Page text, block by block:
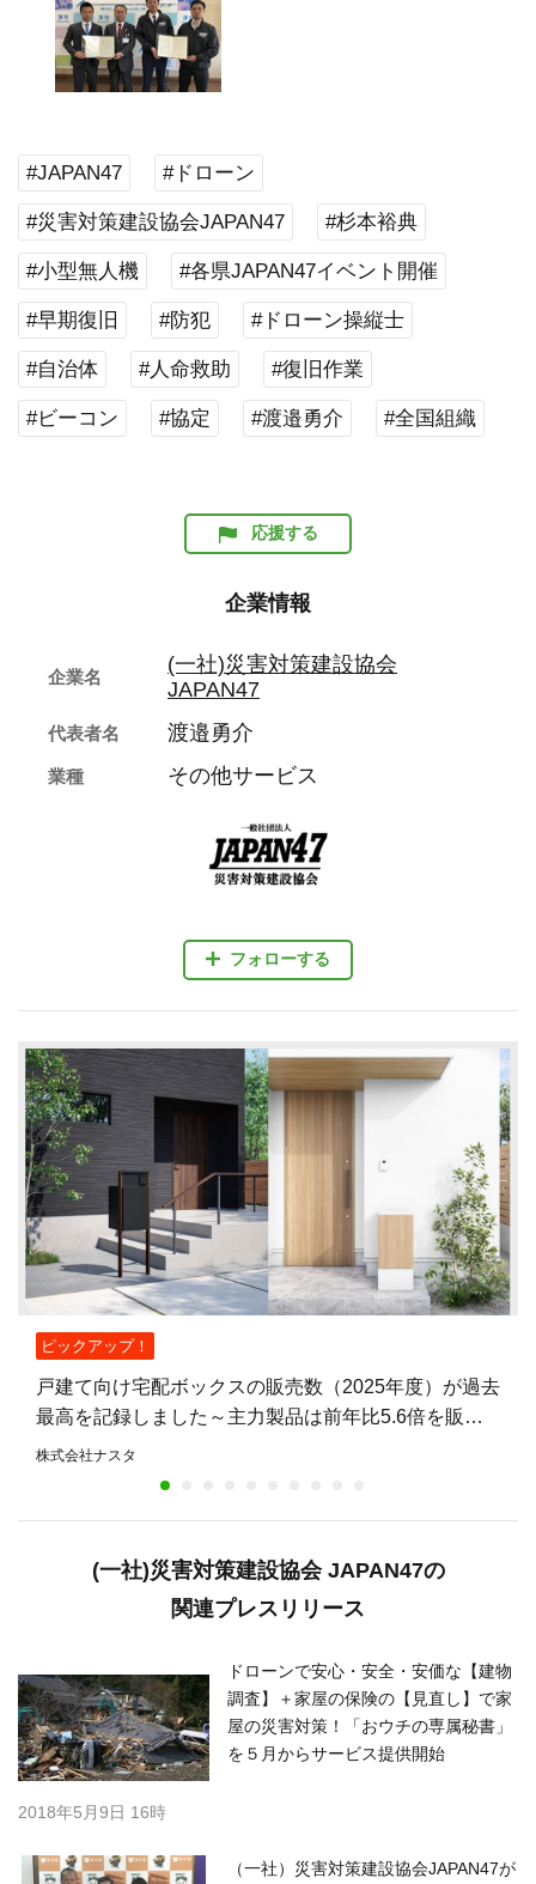
#JAPAN47 #ドローン
#災害対策建設協会JAPAN47 #杉本裕典
#小型無人機 #各県JAPAN47イベント開催
#早期復旧 #防犯 #ドローン操縦士
#自治体 #人命救助 #復旧作業
#ビーコン #協定 #渡邉勇介 #全国組織
応援する
企業情報
フォローする
企業名
(一社)災害対策建設協会
JAPAN47
代表者名 渡邉勇介
業種 その他サービス
ピックアップ！
戸建て向け宅配ボックスの販売数（2025年度）が過去
最高を記録しました～主力製品は前年比5.6倍を販
売。不在時も荷物を受け取れる住宅が増加～
株式会社ナスタ
(一社)災害対策建設協会 JAPAN47の
関連プレスリリース
ドローンで安心・安全・安価な【建物
調査】＋家屋の保険の【見直し】で家
屋の災害対策！「おウチの専属秘書」
を５月からサービス提供開始
2018年5月9日 16時
（一社）災害対策建設協会JAPAN47が